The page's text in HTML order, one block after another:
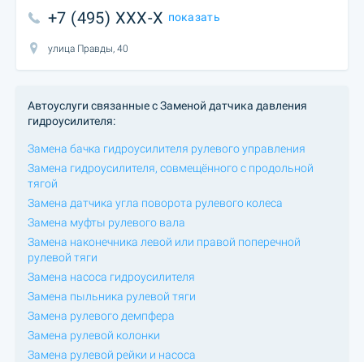
+7 (495) XXX-X показать
улица Правды, 40
Автоуслуги связанные с Заменой датчика давления
гидроусилителя:
Замена бачка гидроусилителя рулевого управления
Замена гидроусилителя, совмещённого с продольной
тягой
Замена датчика угла поворота рулевого колеса
Замена муфты рулевого вала
Замена наконечника левой или правой поперечной
рулевой тяги
Замена насоса гидроусилителя
Замена пыльника рулевой тяги
Замена рулевого демпфера
Замена рулевой колонки
Замена рулевой рейки и насоса